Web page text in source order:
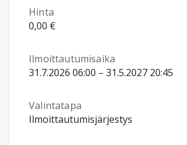
Hinta
0,00 €
Ilmoittautumisaika
31.7.2026 06:00 – 31.5.2027 20:45
Valintatapa
Ilmoittautumisjärjestys